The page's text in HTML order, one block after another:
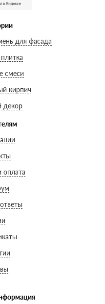
для фасада
смеси
кирпич
декор
оплата